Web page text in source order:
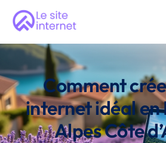
Création Site Vitrine
Nos tarifs
FAQ
Contact
Comment
internet idéal en
Alpes Côte